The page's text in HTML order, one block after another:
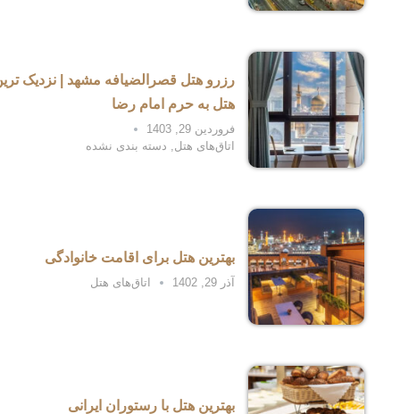
رزرو هتل قصرالضیافه مشهد | نزدیک
هتل به حرم امام رضا
فروردین 29, 1403
اتاق‌های هتل
دسته بندی نشده
بهترین هتل برای اقامت خانوادگی
آذر 29, 1402 اتاق‌های هتل
بهترین هتل با رستوران ایرانی